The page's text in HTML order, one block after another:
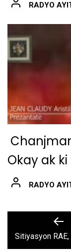
RADYO
Okay ak ki
RADYO
Navigation
de
Sitiyasyon RAE,